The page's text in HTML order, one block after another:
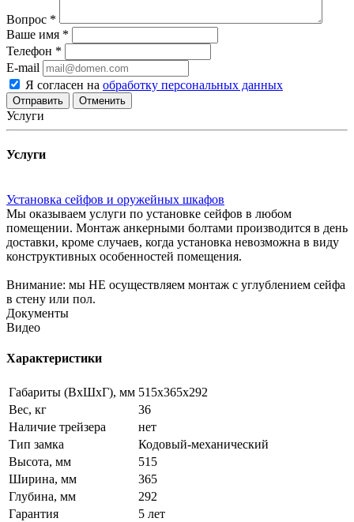
Вопрос *
Ваше имя *
Телефон *
E-mail
Я согласен на обработку персональных данных
Отменить
Услуги
Услуги
Установка сейфов и оружейных шкафов
Мы оказываем услуги по установке сейфов в любом
помещении. Монтаж анкерными болтами производится в день
доставки, кроме случаев, когда установка невозможна в виду
конструктивных особенностей помещения.
Внимание: мы НЕ осуществляем монтаж с углублением сейфа
в стену или пол.
Документы
Видео
Характеристики
Габариты (ВxШxГ), мм 515х365х292
Вес, кг
36
Наличие трейзера
нет
Тип замка
Кодовый-механический
Высота, мм
515
Ширина, мм
365
Глубина, мм
292
Гарантия
5 лет